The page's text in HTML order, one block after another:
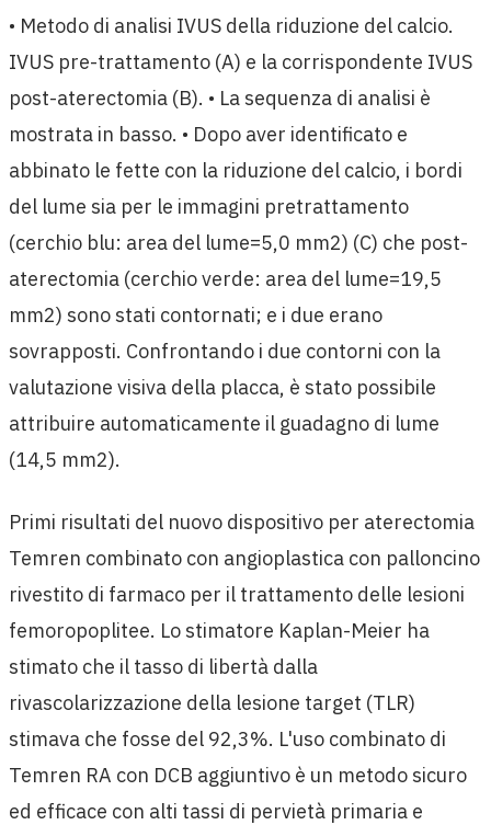
• Metodo di analisi IVUS della riduzione del calcio.
IVUS pre-trattamento (A) e la corrispondente IVUS
post-aterectomia (B). • La sequenza di analisi è
mostrata in basso. • Dopo aver identificato e
abbinato le fette con la riduzione del calcio, i bordi
del lume sia per le immagini pretrattamento
(cerchio blu: area del lume=5,0 mm2) (C) che post-
aterectomia (cerchio verde: area del lume=19,5
mm2) sono stati contornati; e i due erano
sovrapposti. Confrontando i due contorni con la
valutazione visiva della placca, è stato possibile
attribuire automaticamente il guadagno di lume
(14,5 mm2).
Primi risultati del nuovo dispositivo per aterectomia
Temren combinato con angioplastica con palloncino
rivestito di farmaco per il trattamento delle lesioni
femoropoplitee. Lo stimatore Kaplan-Meier ha
stimato che il tasso di libertà dalla
rivascolarizzazione della lesione target (TLR)
stimava che fosse del 92,3%. L'uso combinato di
Temren RA con DCB aggiuntivo è un metodo sicuro
ed efficace con alti tassi di pervietà primaria e